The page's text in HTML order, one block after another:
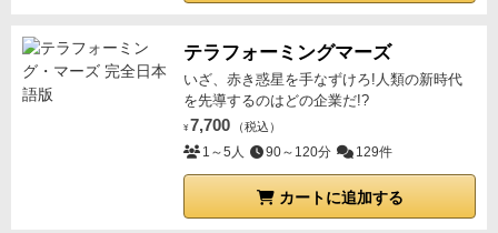
テラフォーミングマーズ
いざ、赤き惑星を手なずけろ!人類の新時代
を先導するのはどの企業だ!?
¥ 7,700 （税込）
1～5人 90～120分 129件
カートに追加する